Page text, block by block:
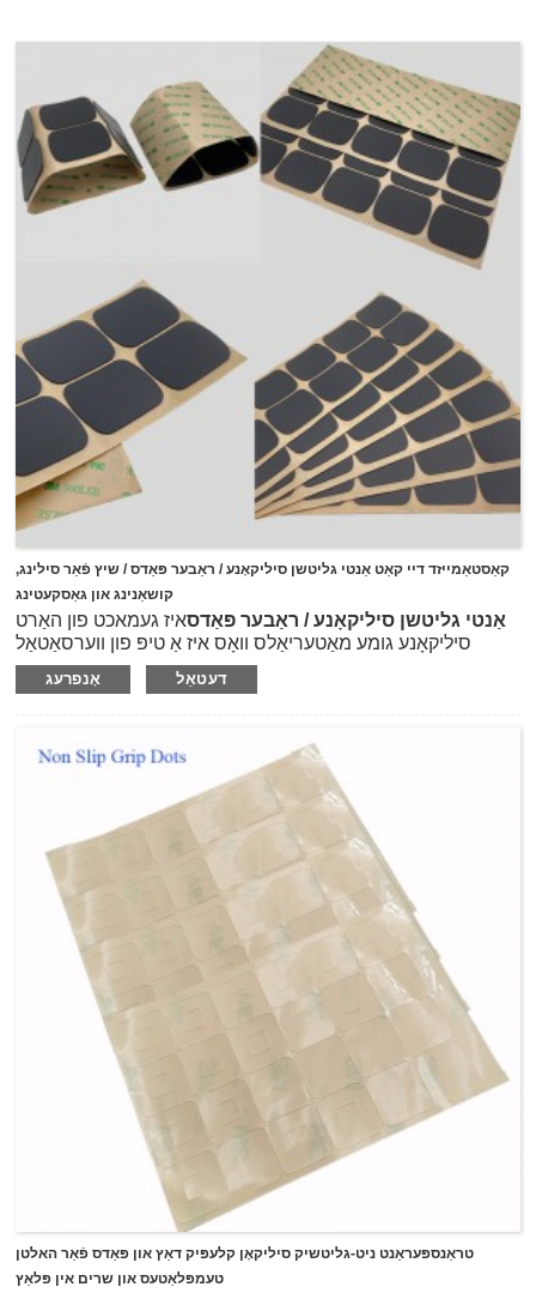
קאַסטאַמייזד דיי קאַט אַנטי גליטשן סיליקאָנע / ראַבער פּאַדס / שיץ פֿאַר סילינג,
קושאַנינג און גאַסקעטינג
אַנטי גליטשן סיליקאָנע / ראַבער פּאַדסאיז געמאכט פון האַרט
סיליקאָנע גומע מאַטעריאַלס וואָס איז אַ טיפּ פון ווערסאַטאַל
מאַטעריאַל פּראַוויידינג פילע פּראָפּערטיעס ווי אַנטי-צעטל,
טראָגן-קעגנשטעל, שאָקפּראָאָף, אַנטי צונויפשטויס, עטק. אָדער
פאַרשטעלן, דרוקער, היים אַפּפּליאַנסע עטק, צו באַשיצן זיי פון
סקראַטשינג און סליפּינג.חוץ דעם, סיליקאָנע גומע שיץ אָדער
סטריפּס קענען אויך זיין געוויינט ווי דאַמפּינג, קושאַנינג און אַנטי
סליפּינג פונקציע אין מעטאַל און פּלאַסטיקס אינדוסטריע,
מאַשינערי אינדוסטריע, גלאז אינדוסטריע און אנדערע אַרויסווייַזן
שעלוועס.קאָליר קענען זיין געמאכט טראַנספּעראַנט אָדער
אנדערע פארבן ווי ווייַס, שוואַרץ, בלוי, רויט, גרין, מאַראַנץ, עטק, ווי
גרעב איז בנימצא פון 0.2 מם צו 6 מם לויט צו קונה ס
אָנפרעג דעטאַל
טראַנספּעראַנט ניט-גליטשיק סיליקאָן קלעפּיק דאַץ און פּאַדס פֿאַר האלטן
טעמפּלאַטעס און שרים אין פּלאַץ